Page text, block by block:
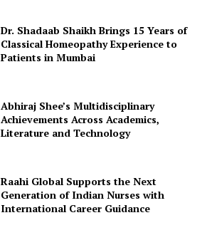
Dr. Shadaab Shaikh Brings 15 Years of
Classical Homeopathy Experience to
Patients in Mumbai
Abhiraj Shee’s Multidisciplinary
Achievements Across Academics,
Literature and Technology
Raahi Global Supports the Next
Generation of Indian Nurses with
International Career Guidance